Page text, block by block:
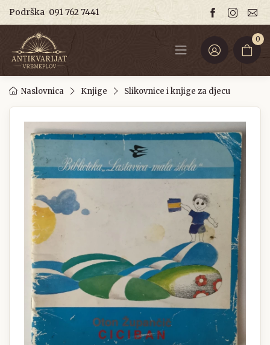
Podrška 091 762 7441
0
Naslovnica Knjige Slikovnice i knjige za djecu